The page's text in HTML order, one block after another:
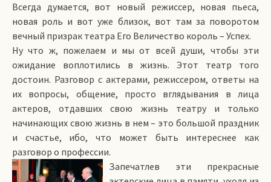
Всегда думается, вот новый режиссер, новая пьеса,
новая роль и вот уже близок, вот там за поворотом
вечный призрак театра Его Величество король – Успех.
Ну что ж, пожелаем и мы от всей души, чтобы эти
ожидание воплотились в жизнь. Этот театр того
достоин. Разговор с актерами, режиссером, ответы на
их вопросы, общение, просто вглядывания в лица
актеров, отдавших свою жизнь театру и только
начинающих свою жизнь в нем – это большой праздник
и счастье, ибо, что может быть интереснее как
разговор о профессии.
Запечатлев эти прекрасные